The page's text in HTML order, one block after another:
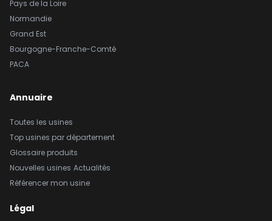
Pays de la Loire
Normandie
Grand Est
Bourgogne-Franche-Comté
PACA
Annuaire
Toutes les usines
Top usines par département
Glossaire produits
Nouvelles usines Actualités
Référencer mon usine
Légal